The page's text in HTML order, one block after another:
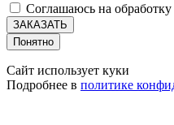
Соглашаюсь на обработку
ЗАКАЗАТЬ
Понятно
Сайт использует куки
Подробнее в политике